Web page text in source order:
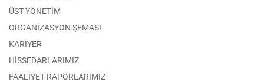
ÜST YÖNETİM
ORGANİZASYON ŞEMASI
KARİYER
HİSSEDARLARIMIZ
FAALİYET RAPORLARIMIZ